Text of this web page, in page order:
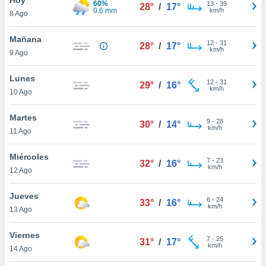
en
más
nuestra
de
cookies
aceptar
8 Ago
60%
0.6 mm
28° / 17° 13- 39
km/h
Mañana
9 Ago
28° / 17° 12- 31
km/h
Lunes
10 Ago
29° / 16° 12- 31
km/h
Martes
11 Ago
30° / 14° 9- 28
km/h
Miércoles
12 Ago
32° / 16° 7- 23
km/h
Jueves
13 Ago
33° / 16° 6- 24
km/h
Viernes
14 Ago
31° / 17° 7- 25
km/h